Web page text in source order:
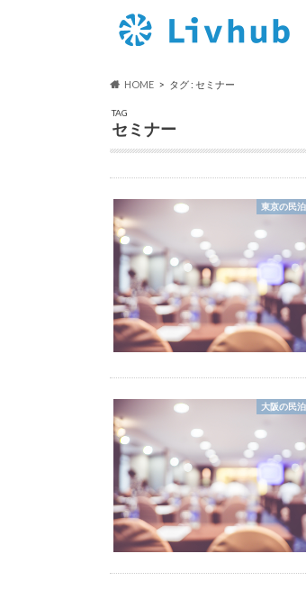
HOME タグ : セミナー
TAG
セミナー
東京の民
大阪の民